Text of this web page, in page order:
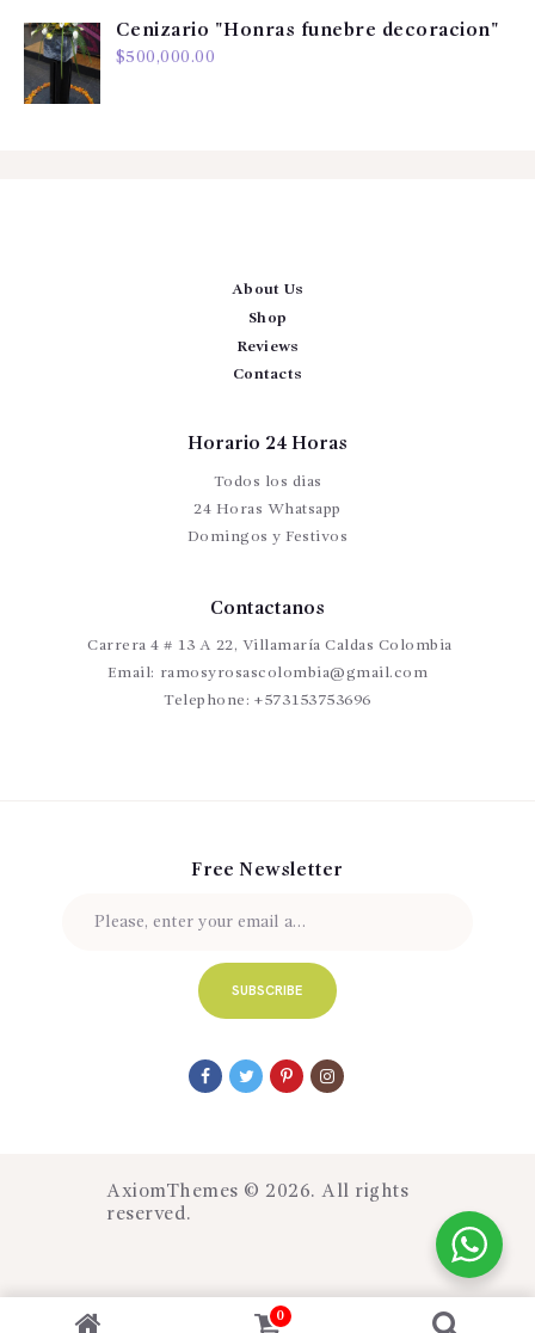
Cenizario "Honras funebre decoracion"
$500,000.00
About Us
Shop
Reviews
Contacts
Horario 24 Horas
Todos los dias
24 Horas Whatsapp
Domingos y Festivos
Contactanos
Carrera 4 # 13 A 22, Villamaría Caldas Colombia
Email: ramosyrosascolombia@gmail.com
Telephone: +573153753696
Free Newsletter
AxiomThemes © 2026. All rights
reserved.
0